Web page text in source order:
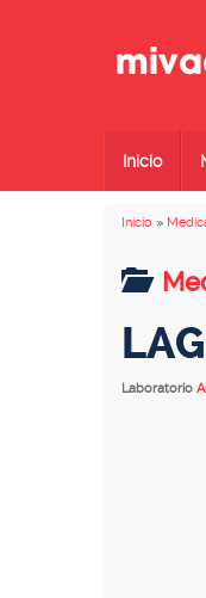
Inicio
Inicio »
Laboratorio